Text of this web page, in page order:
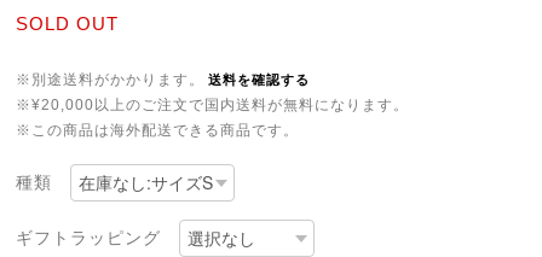
SOLD OUT
※別途送料がかかります。 送料を確認する
※¥20,000以上のご注文で国内送料が無料になります。
※この商品は海外配送できる商品です。
種類
ギフトラッピング